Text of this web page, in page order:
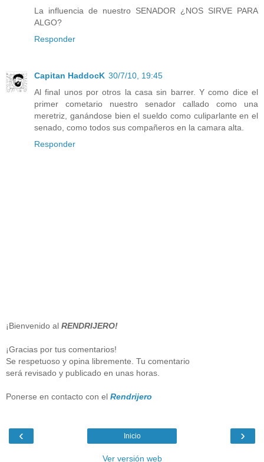
La influencia de nuestro SENADOR ¿NOS SIRVE PARA
ALGO?
Responder
Capitan HaddocK 30/7/10, 19:45
Al final unos por otros la casa sin barrer. Y como dice el
primer cometario nuestro senador callado como una
meretriz, ganándose bien el sueldo como culiparlante en el
senado, como todos sus compañeros en la camara alta.
Responder
¡Bienvenido al RENDRIJERO!
¡Gracias por tus comentarios!
Se respetuoso y opina libremente. Tu comentario
será revisado y publicado en unas horas.
Ponerse en contacto con el Rendrijero
‹ ›
Inicio
Ver versión web